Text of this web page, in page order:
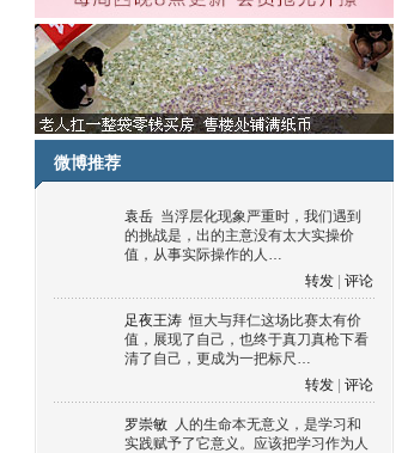
微博推荐
袁岳 当浮层化现象严重时，我们遇到
的挑战是，出的主意没有太大实操价
值，从事实际操作的人…
转发
评论
足夜王涛 恒大与拜仁这场比赛太有价
值，展现了自己，也终于真刀真枪下看
清了自己，更成为一把标尺…
转发
评论
罗崇敏 人的生命本无意义，是学习和
实践赋予了它意义。应该把学习作为人